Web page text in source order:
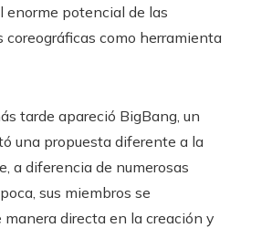
enorme potencial de las
coreográficas como herramienta
tarde apareció BigBang, un
una propuesta diferente a la
a diferencia de numerosas
sus miembros se
manera directa en la creación y